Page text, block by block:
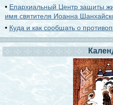
• Епархиальный Центр защиты
имя святителя Иоанна
• Куда и как сообщать о